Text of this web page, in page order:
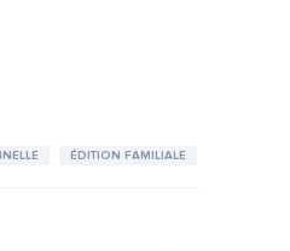
ÉDITION FAMILIALE